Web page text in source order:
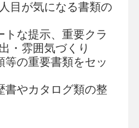
目が気になる書類の
トな提示、重要クラ
・雰囲気づくり
等の重要書類をセッ
書やカタログ類の整